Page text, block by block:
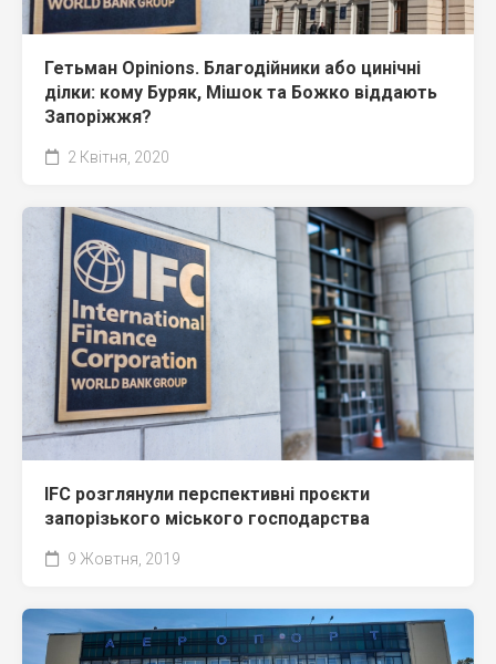
Гетьман Opinions. Благодійники або цинічні
ділки: кому Буряк, Мішок та Божко віддають
Запоріжжя?
2 Квітня, 2020
IFC розглянули перспективні проєкти
запорізького міського господарства
9 Жовтня, 2019